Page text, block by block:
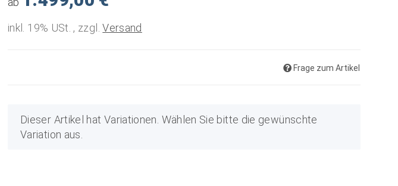
inkl. 19% USt. , zzgl.Versand
Frage zum Artikel
x
Dieser Artikel hat Variationen. Wählen Sie bitte die gewünschte
Variation aus.